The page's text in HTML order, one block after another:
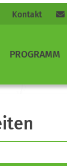
Kontakt
PROGRAMM